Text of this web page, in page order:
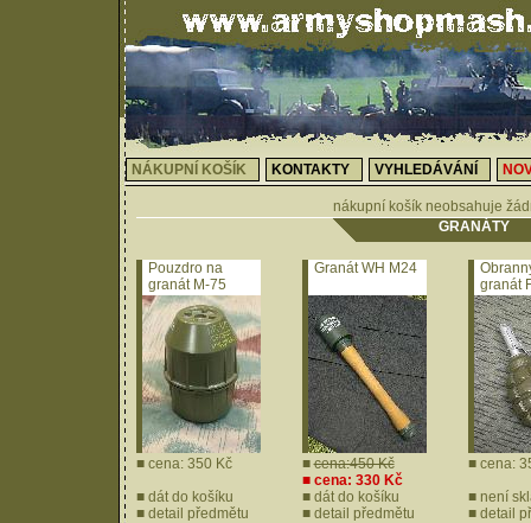
NÁKUPNÍ KOŠÍK KONTAKTY VYHLEDÁVÁNÍ
nákupní košík neobsahuje
GRANÁTY
Pouzdro na
granát M-75
■ cena: 350 Kč
■ dát do košíku
■ detail předmětu
Granát WH M24
■cena:450 Kč
■ cena: 330 Kč
■ dát do košíku
■ detail předmětu
granát
■ cena:
■ není
■ detail